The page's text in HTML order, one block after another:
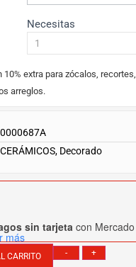
Necesitas
10% extra para zócalos, recortes,
arreglos.
0000687A
CERÁMICOS, Decorado
sin tarjetacon Mercado
más
- +
CARRITO